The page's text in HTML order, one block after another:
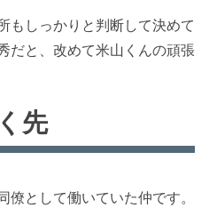
もしっかりと判断して決めて
だと、改めて米山くんの頑張
先
として働いていた仲です。